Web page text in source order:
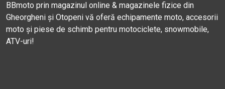
BBmoto prin magazinul online & magazinele fizice din
Gheorgheni și Otopeni vă oferă echipamente moto, accesorii
moto și piese de schimb pentru motociclete, snowmobile,
ATV-uri!